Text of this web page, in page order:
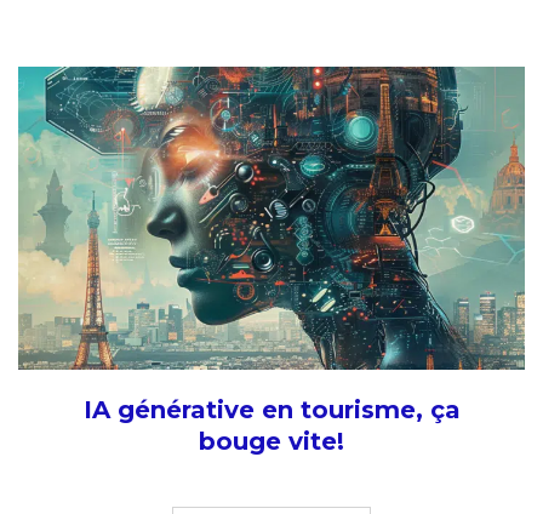
IA générative en tourisme, ça
bouge vite!